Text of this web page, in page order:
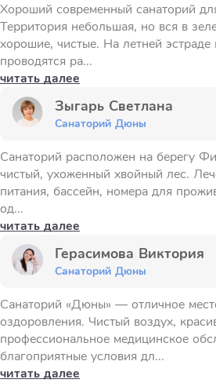
Хороший современный санаторий
Территория небольшая, но вся в
хорошие, чистые. На летней
проводятся ра...
читать далее
Зыгарь Светлана
Санаторий Дюны
Санаторий расположен на берегу
чистый, ухоженный хвойный лес.
питания, бассейн, номера для
од...
читать далее
Герасимова Виктория
Санаторий Дюны
Санаторий «Дюны» — отличное
оздоровления. Чистый воздух,
профессиональное медицинское
благоприятные условия дл...
читать далее